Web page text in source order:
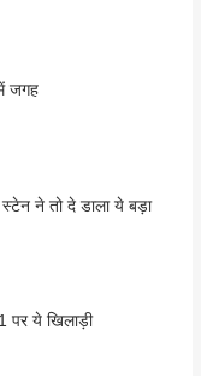
जगह
ने तो दे डाला ये बड़ा
पर ये खिलाड़ी